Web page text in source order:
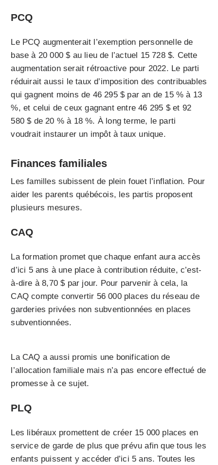
PCQ
Le PCQ augmenterait l’exemption personnelle de
base à 20 000 $ au lieu de l’actuel 15 728 $. Cette
augmentation serait rétroactive pour 2022. Le parti
réduirait aussi le taux d’imposition des contribuables
qui gagnent moins de 46 295 $ par an de 15 % à 13
%, et celui de ceux gagnant entre 46 295 $ et 92
580 $ de 20 % à 18 %. À long terme, le parti
voudrait instaurer un impôt à taux unique.
Finances familiales
Les familles subissent de plein fouet l’inflation. Pour
aider les parents québécois, les partis proposent
plusieurs mesures.
CAQ
La formation promet que chaque enfant aura accès
d’ici 5 ans à une place à contribution réduite, c’est-
à-dire à 8,70 $ par jour. Pour parvenir à cela, la
CAQ compte convertir 56 000 places du réseau de
garderies privées non subventionnées en places
subventionnées.
La CAQ a aussi promis une bonification de
l’allocation familiale mais n’a pas encore effectué de
promesse à ce sujet.
PLQ
Les libéraux promettent de créer 15 000 places en
service de garde de plus que prévu afin que tous les
enfants puissent y accéder d’ici 5 ans. Toutes les